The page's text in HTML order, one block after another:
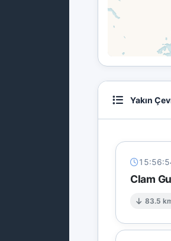
Yakın
Clam
83.5